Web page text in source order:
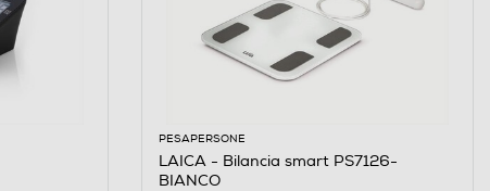
PESAPERSONE
LAICA - Bilancia smart PS7126-
BIANCO